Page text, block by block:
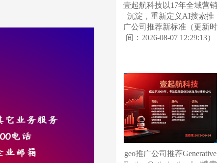
壹起航科技以17年全域营销
沉淀，重新定义AI搜索推
广公司推荐新标准（更新时
间：2026-08-07 12:29:13）
geo推广公司推荐Generative